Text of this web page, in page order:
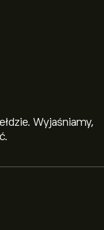
Wyjaśniamy,